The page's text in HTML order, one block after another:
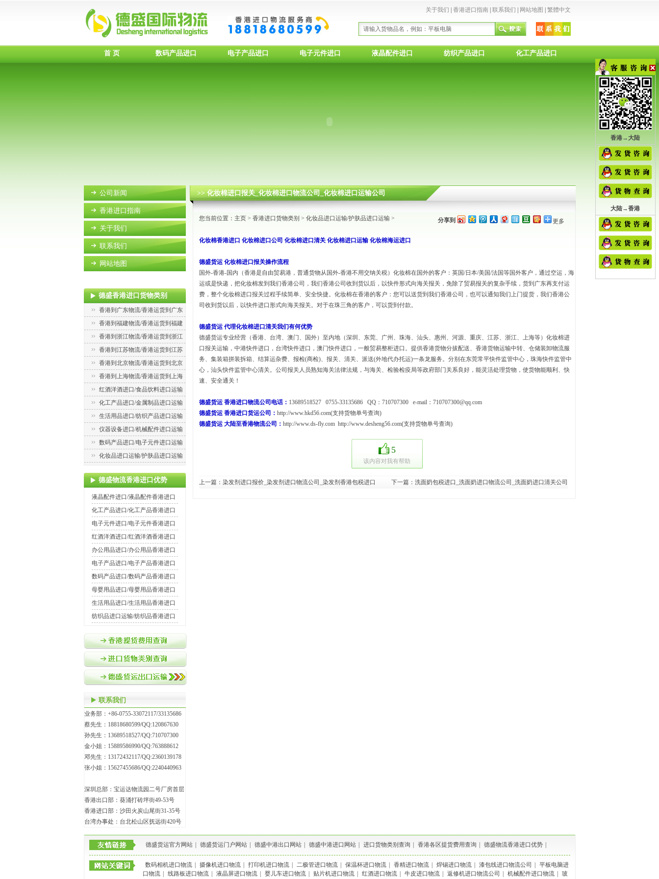
关于我们 香港进口指南| 联系我们 网站地图 繁體中文
首 页 数码产品进口 电子产品进口 电子元件进口 液晶配件进口 纺织产品进口 化工产品进口
公司新闻
香港进口指南
关于我们
联系我们
网站地图
德盛香港进口货物类别
香港到广东物流/香港运货到广东
香港到福建物流/香港运货到福建
香港到浙江物流/香港运货到浙江
香港到江苏物流/香港运货到江苏
香港到北京物流/香港运货到北京
香港到上海物流/香港运货到上海
红酒洋酒进口/食品饮料进口运输
化工产品进口/金属制品进口运输
生活用品进口/纺织产品进口运输
仪器设备进口/机械配件进口运输
数码产品进口/电子元件进口运输
化妆品进口运输/护肤品进口运输
德盛物流香港进口优势
液晶配件进口/液晶配件香港进口
化工产品进口/化工产品香港进口
电子元件进口/电子元件香港进口
红酒洋酒进口/红酒洋酒香港进口
办公用品进口/办公用品香港进口
电子产品进口/电子产品香港进口
数码产品进口/数码产品香港进口
母婴用品进口/母婴用品香港进口
生活用品进口/生活用品香港进口
纺织品进口运输/纺织品香港进口
联系我们
业务部：+86-0755-33072117/33135686
蔡先生：18818680599/QQ:120867630
孙先生：13689518527/QQ:710707300
金小姐：15889586990/QQ:763888612
邓先生：13172432117/QQ:2360139178
张小姐：15627455686/QQ:2240440963
深圳总部：宝运达物流园二号厂房首层
香港出口部：葵涌打砖坪街49-53号
香港进口部：沙田火炭山尾街31-35号
台湾办事处：台北松山区抚远街420号
>> 化妆棉进口报关_化妆棉进口物流公司_化妆棉进口运输公司
您当前位置： 主页> 香港进口货物类别 > 化妆品进口运输/护肤品进口运输> 分享到 更多
化妆棉香港进口 化妆棉进口公司 化妆棉进口清关 化妆棉进口运输 化妆棉海运进口
德盛货运 化妆棉进口报关操作流程
国外-香港-国内（香港是自由贸易港，普通货物从国外-香港不用交纳关税）化妆棉在国外的客户：英国/日本/美国/法国等国外客户，通过空运，海
运或是快递，把化妆棉发到我们香港公司，我们香港公司收到货以后，以快件形式向海关报关，免除了贸易报关的复杂手续，货到广东再支付运
费，整个化妆棉进口报关过程手续简单、安全快捷。化妆棉在香港的客户：您可以送货到我们香港公司 ，也可以通知我们上门提货，我们香港公
司收到货以后，以快件进口形式向海关报关。对于在珠三角的客户，可以货到付款。
德盛货运 代理化妆棉进口清关我们有何优势
德盛货运专业经营（香港、台湾、澳门、国外）至内地（深圳、东莞、广州、珠海、汕头、惠州、河源、重庆、江苏、浙江、上海等） 化妆棉进
口报关运输，中港快件进口， 台湾快件进口 ，澳门快件进口，一般贸易整柜进口。提供香港货物分拔配送、香港货物运输中转、仓储装卸物流服
务、集装箱拼装拆箱、结算运杂费、报检(商检)、报关、清关、派送(外地代办托运)一条龙服务。分别在东莞常平快件监管中心，珠海快件监管中
心，汕头快件监管中心清关。公司报关人员熟知海关法律法规，与海关、检验检疫局等政府部门关系良好，能灵活处理货物，使货物能顺利、快
速、安全通关！
德盛货运 香港进口物流公司电话： 13689518527 0755-33135686 QQ：710707300 e-mail：710707300@qq.com
德盛货运 香港进口货运公司： http://www.hkd56.com(支持货物单号查询)
德盛货运 大陆至香港物流公司： http://www.ds-fly.com http://www.desheng56.com(支持货物单号查询)
5
该内容对我有帮助
上一篇： 染发剂进口报价_染发剂进口物流公司_染发剂香港包税进口 下一篇： 洗面奶包税进口_洗面奶进口物流公司_洗面奶进口清关公司
德盛货运官方网站 德盛货运门户网站 德盛中港出口网站 德盛中港进口网站 进口货物类别查询 香港各区提货费用查询 德盛物流香港进口优势
数码相机进口物流 摄像机进口物流 打印机进口物流 二极管进口物流 保温杯进口物流 香精进口物流 焊锡进口物流 漆包线进口物流公司
平板电脑进
口物流
线路板进口物流 液晶屏进口物流 婴儿车进口物流 贴片机进口物流 红酒进口物流 牛皮进口物流 返修机进口物流公司 机械配件进口物流 玻
香港→大陆
大陆→香港